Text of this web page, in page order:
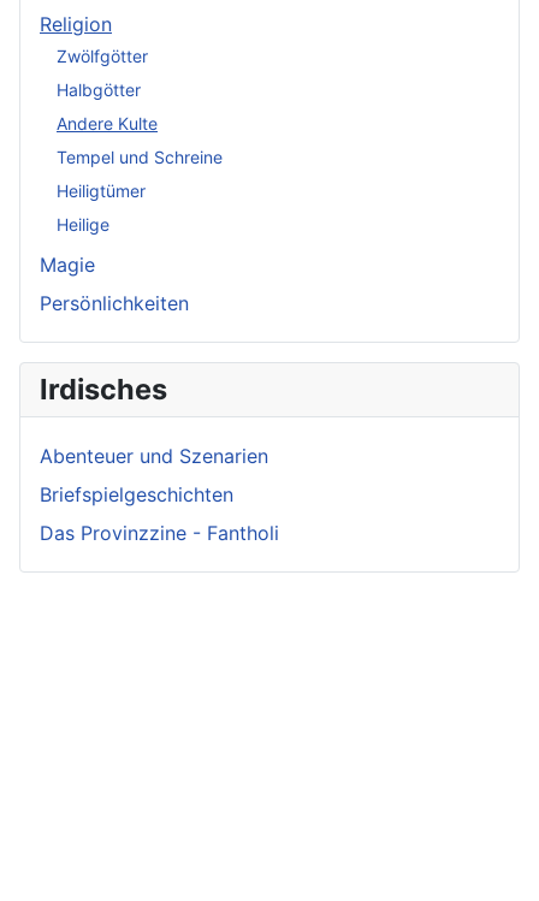
Religion
Zwölfgötter
Halbgötter
Andere Kulte
Tempel und Schreine
Heiligtümer
Heilige
Magie
Persönlichkeiten
Irdisches
Abenteuer und Szenarien
Briefspielgeschichten
Das Provinzzine - Fantholi